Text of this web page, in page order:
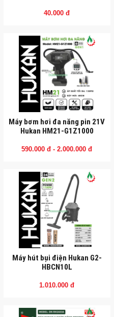
40.000 đ
Máy bơm hơi đa năng pin 21V
Hukan HM21-G1Z1000
590.000 đ - 2.000.000 đ
Máy hút bụi điện Hukan G2-
HBCN10L
1.010.000 đ